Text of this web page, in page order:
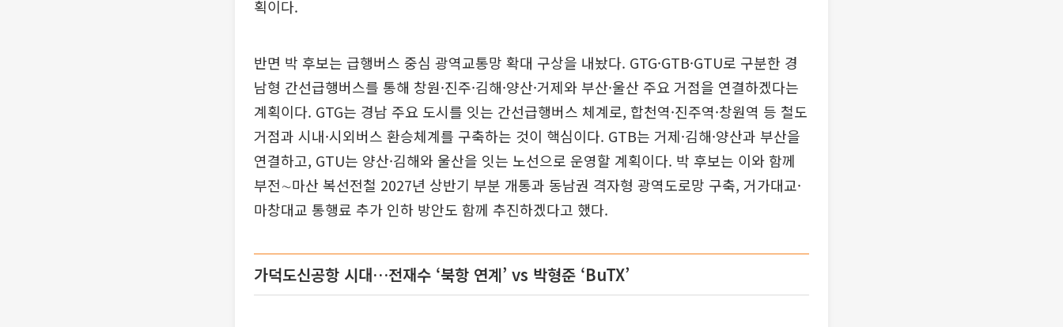
획이다.
반면 박 후보는 급행버스 중심 광역교통망 확대 구상을 내놨다. GTG·GTB·GTU로 구분한 경
남형 간선급행버스를 통해 창원·진주·김해·양산·거제와 부산·울산 주요 거점을 연결하겠다는
계획이다. GTG는 경남 주요 도시를 잇는 간선급행버스 체계로, 합천역·진주역·창원역 등 철도
거점과 시내·시외버스 환승체계를 구축하는 것이 핵심이다. GTB는 거제·김해·양산과 부산을
연결하고, GTU는 양산·김해와 울산을 잇는 노선으로 운영할 계획이다. 박 후보는 이와 함께
부전∼마산 복선전철 2027년 상반기 부분 개통과 동남권 격자형 광역도로망 구축, 거가대교·
마창대교 통행료 추가 인하 방안도 함께 추진하겠다고 했다.
가덕도신공항 시대…전재수 ‘북항 연계’ vs 박형준 ‘BuTX’